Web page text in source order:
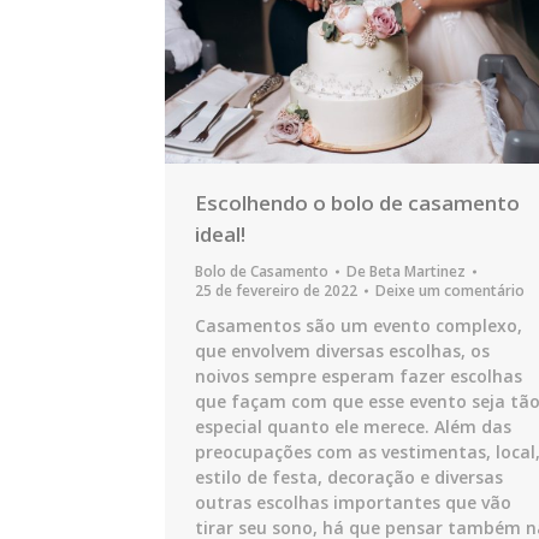
Escolhendo o bolo de casamento
ideal!
Bolo de Casamento De Beta Martinez
25 de fevereiro de 2022
Deixe um comentário
Casamentos são um evento complexo,
que envolvem diversas escolhas, os
noivos sempre esperam fazer escolhas
que façam com que esse evento seja tão
especial quanto ele merece. Além das
preocupações com as vestimentas, local,
estilo de festa, decoração e diversas
outras escolhas importantes que vão
tirar seu sono, há que pensar também